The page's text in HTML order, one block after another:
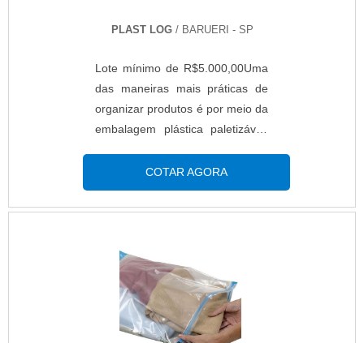
PLAST LOG / BARUERI - SP
Lote mínimo de R$5.000,00Uma
das maneiras mais práticas de
organizar produtos é por meio da
embalagem plástica paletizável.
paletização, é possível empilhar
caixas umas em cima das outras,
com uma base em pallet. Assim,
tornam muito mais organizados e
otimizados.MAIS DETALHES DO
PRODUTONossa caixa plástica
paletizável é utilizada para o
transporte e armazenamento de
COTAR AGORA